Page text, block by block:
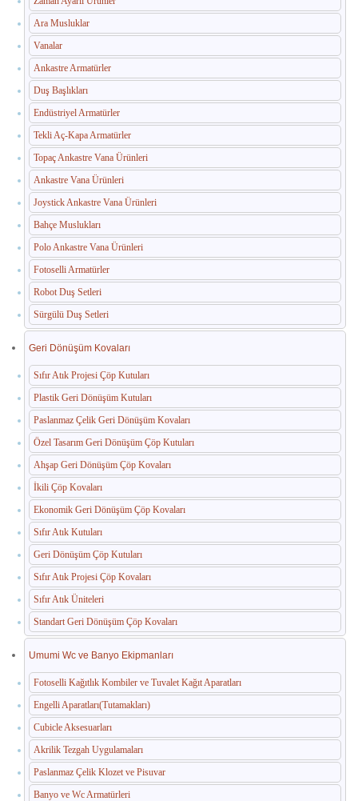
Dış Mekan Çöp Kovaları
Küllükler ve Sigara Atık Üniteleri
El Kurutma Makineleri
🔐 En Güvenilir Adres
Fotoselli Kağıt Havluluklar
Sabunluklar
Otel Ekipmanları
Umumi Wc ve Banyo Ekipmanları
Havuz Duş Kulesi & Sahil Duş Kulesi
Açık Alan Su Çeşmesi(Sebil)
Medikal Ekipmanlar
Paslanmaz Havuz Ekipmanları
🛒 TEKLIF SEPETIM
İLETIŞIM
Ara Musluklar
Vanalar
Ankastre Armatürler
Duş Başlıkları
Endüstriyel Armatürler
Tekli Aç-Kapa Armatürler
Topaç Ankastre Vana Ürünleri
Ankastre Vana Ürünleri
Joystick Ankastre Vana Ürünleri
Bahçe Muslukları
Polo Ankastre Vana Ürünleri
Fotoselli Armatürler
Robot Duş Setleri
Sürgülü Duş Setleri
Geri Dönüşüm Kovaları
Sıfır Atık Projesi Çöp Kutuları
Plastik Geri Dönüşüm Kutuları
Paslanmaz Çelik Geri Dönüşüm Kovaları
Özel Tasarım Geri Dönüşüm Çöp Kutuları
Ahşap Geri Dönüşüm Çöp Kovaları
İkili Çöp Kovaları
Ekonomik Geri Dönüşüm Çöp Kovaları
Sıfır Atık Kutuları
Geri Dönüşüm Çöp Kutuları
Sıfır Atık Projesi Çöp Kovaları
Sıfır Atık Üniteleri
Standart Geri Dönüşüm Çöp Kovaları
Umumi Wc ve Banyo Ekipmanları
Fotoselli Kağıtlık Kombiler ve Tuvalet Kağıt Aparatları
Engelli Aparatları(Tutamakları)
Cubicle Aksesuarları
Akrilik Tezgah Uygulamaları
Paslanmaz Çelik Klozet ve Pisuvar
Banyo ve Wc Armatürleri